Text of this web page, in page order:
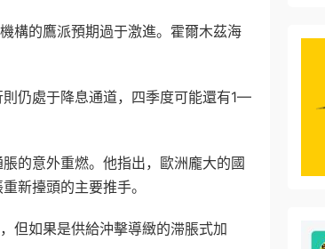
構的鷹派預期過于激進。霍爾木茲海
仍處于降息通道，四季度可能還有1—
的意外重燃。他指出，歐洲龐大的國
新擡頭的主要推手。
但如果是供給沖擊導緻的滞脹式加